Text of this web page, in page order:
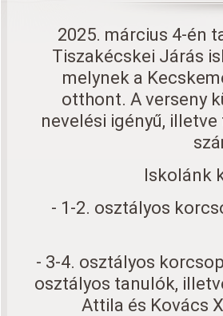
2025. március 4-én
Tiszakécskei Járás
melynek a
otthont. A verseny
nevelési igényű,
Iskolánk
- 1-2. osztályos
- 3-4. osztályos
osztályos tanulók,
Attila és Kovács